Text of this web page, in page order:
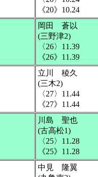
《20》10.24
岡田 蒼以
(三野津2)
〈26〉11.39
《26》11.39
立川 稜久
(三木2)
〈27〉11.44
《27》11.44
川島 聖也
(古高松1)
〈25〉11.28
《25》11.28
中見 隆翼